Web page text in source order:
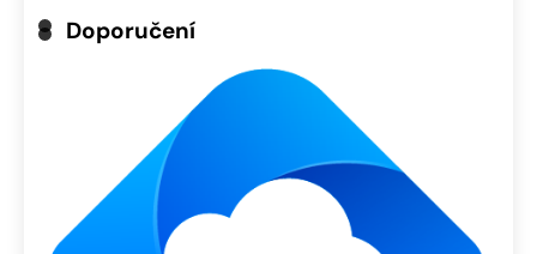
Doporučení